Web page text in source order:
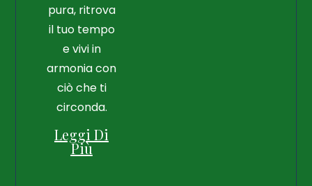
pura, ritrova
il tuo tempo
e vivi in
armonia con
ciò che ti
circonda.
Leggi Di
Più